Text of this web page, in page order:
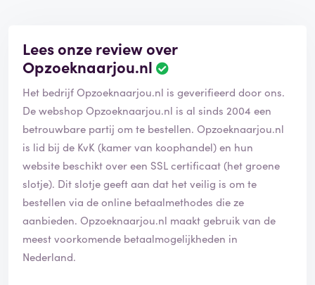
Lees onze review over
Opzoeknaarjou.nl
Het bedrijf Opzoeknaarjou.nl is geverifieerd door ons.
De webshop Opzoeknaarjou.nl is al sinds 2004 een
betrouwbare partij om te bestellen. Opzoeknaarjou.nl
is lid bij de KvK (kamer van koophandel) en hun
website beschikt over een SSL certificaat (het groene
slotje). Dit slotje geeft aan dat het veilig is om te
bestellen via de online betaalmethodes die ze
aanbieden. Opzoeknaarjou.nl maakt gebruik van de
meest voorkomende betaalmogelijkheden in
Nederland.